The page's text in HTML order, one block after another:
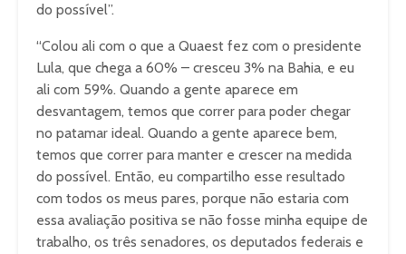
do possível”.
“Colou ali com o que a Quaest fez com o presidente
Lula, que chega a 60% – cresceu 3% na Bahia, e eu
ali com 59%. Quando a gente aparece em
desvantagem, temos que correr para poder chegar
no patamar ideal. Quando a gente aparece bem,
temos que correr para manter e crescer na medida
do possível. Então, eu compartilho esse resultado
com todos os meus pares, porque não estaria com
essa avaliação positiva se não fosse minha equipe de
trabalho, os três senadores, os deputados federais e